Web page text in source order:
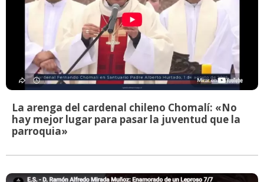
La arenga del cardenal chileno Chomalí: «No
hay mejor lugar para pasar la juventud que la
parroquia»